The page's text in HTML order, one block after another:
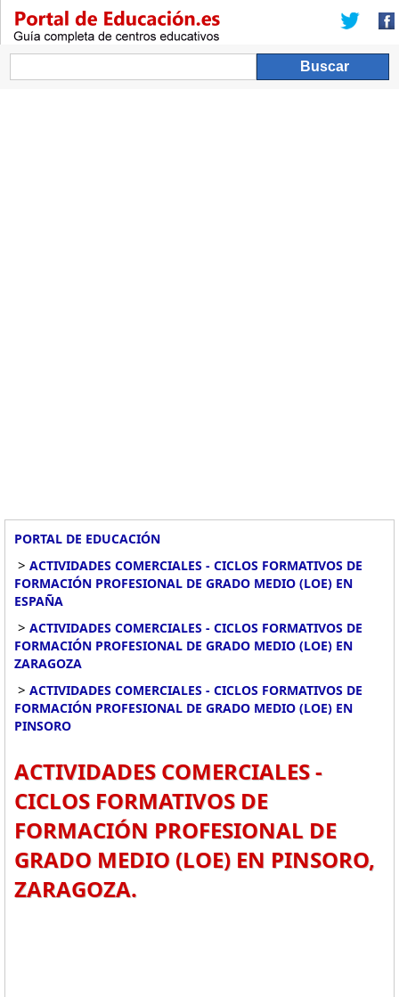
PORTAL DE EDUCACIÓN
> ACTIVIDADES COMERCIALES - CICLOS FORMATIVOS DE
FORMACIÓN PROFESIONAL DE GRADO MEDIO (LOE) EN
ESPAÑA
> ACTIVIDADES COMERCIALES - CICLOS FORMATIVOS DE
FORMACIÓN PROFESIONAL DE GRADO MEDIO (LOE) EN
ZARAGOZA
> ACTIVIDADES COMERCIALES - CICLOS FORMATIVOS DE
FORMACIÓN PROFESIONAL DE GRADO MEDIO (LOE) EN
PINSORO
ACTIVIDADES COMERCIALES -
CICLOS FORMATIVOS DE
FORMACIÓN PROFESIONAL DE
GRADO MEDIO (LOE) EN PINSORO,
ZARAGOZA.